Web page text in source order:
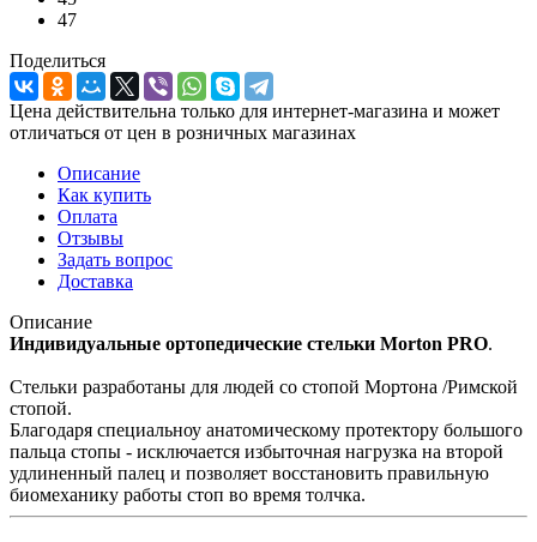
47
Поделиться
Цена действительна только для интернет-магазина и может
отличаться от цен в розничных магазинах
Описание
Как купить
Оплата
Отзывы
Задать вопрос
Доставка
Описание
Индивидуальные ортопедические стельки Morton PRO.
Стельки разработаны для людей со стопой Мортона /Римской
стопой.
Благодаря специальноу анатомическому протектору большого
пальца стопы - исключается избыточная нагрузка на второй
удлиненный палец и позволяет восстановить правильную
биомеханику работы стоп во время толчка.